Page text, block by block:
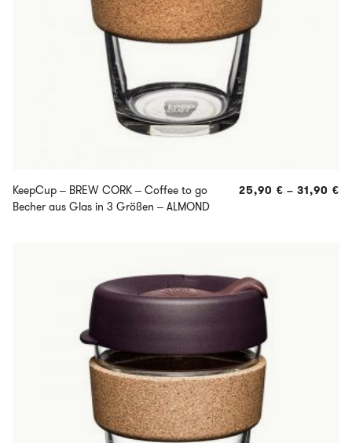
KeepCup – BREW CORK – Coffee to go
Becher aus Glas in 3 Größen – ALMOND
25,90 € – 31,90 €